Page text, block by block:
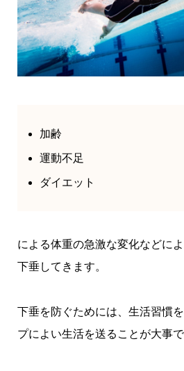
加齢
運動不足
ダイエット
による体重の急激な変化などに
下垂してきます。
下垂を防ぐためには、生活習慣
プによい生活を送ることが大事で